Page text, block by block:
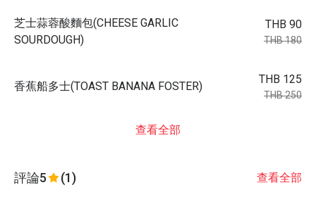
芝士蒜蓉酸麵包(CHEESE GARLIC
SOURDOUGH)
THB 90
THB 180
香蕉船多士(TOAST BANANA FOSTER)
THB 125
THB 250
查看全部
評論5 (1) 查看全部